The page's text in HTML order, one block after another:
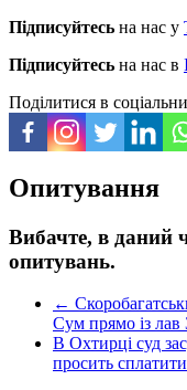
Підписуйтесь на нас у
Підписуйтесь на нас в
Поділитися в
Опитування
Вибачте, в даний
опитувань.
←
Сум прямо із
В Охтирці суд
просить